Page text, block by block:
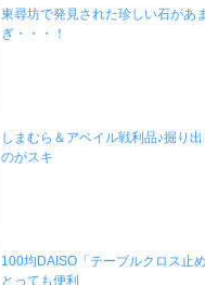
東尋坊で発見された珍しい石があ
ぎ・・・！
しまむら＆アベイル戦利品♪掘り
のがスキ
100均DAISO「テーブルクロス止
とっても便利